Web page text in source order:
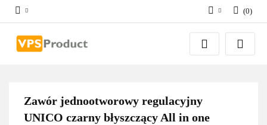
Zaloguj się
Zarejestruj się
(0)
Zawór jednootworowy regulacyjny
UNICO czarny błyszczący All in one